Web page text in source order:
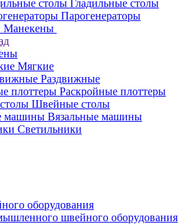
Гладильные столы
Парогенераторы
Манекены
Мягкие
Раздвижные
Раскройные плоттеры
Швейные столы
Вязальные машины
Светильники
оборудования
швейного оборудования